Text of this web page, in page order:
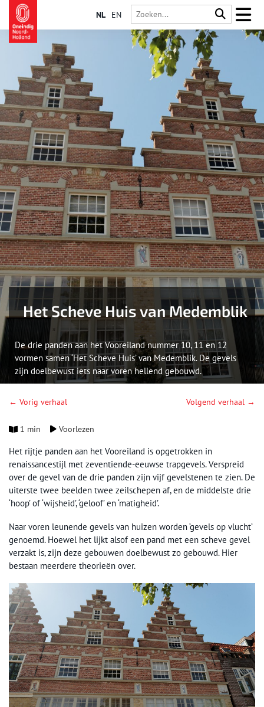
NL EN
Het Scheve Huis van Medemblik
De drie panden aan het Vooreiland nummer 10, 11 en 12
vormen samen ‘Het Scheve Huis’ van Medemblik. De gevels
zijn doelbewust iets naar voren hellend gebouwd.
← Vorig verhaal Volgend verhaal →
1 min Voorlezen
Het rijtje panden aan het Vooreiland is opgetrokken in
renaissancestijl met zeventiende-eeuwse trapgevels. Verspreid
over de gevel van de drie panden zijn vijf gevelstenen te zien. De
uiterste twee beelden twee zeilschepen af, en de middelste drie
‘hoop’ of ‘wijsheid’, ‘geloof’ en ‘matigheid’.
Naar voren leunende gevels van huizen worden ‘gevels op vlucht’
genoemd. Hoewel het lijkt alsof een pand met een scheve gevel
verzakt is, zijn deze gebouwen doelbewust zo gebouwd. Hier
bestaan meerdere theorieën over.